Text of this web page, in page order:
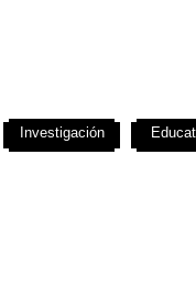
Investigación